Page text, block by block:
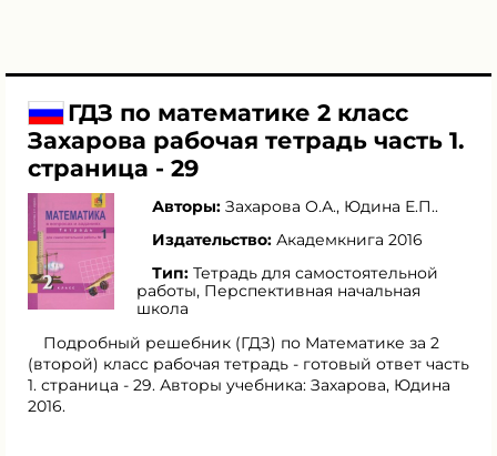
ГДЗ по математике 2 класс
Захарова рабочая тетрадь часть 1.
страница - 29
Авторы: Захарова О.А., Юдина Е.П..
Издательство: Академкнига 2016
Тип: Тетрадь для самостоятельной
работы, Перспективная начальная
школа
Подробный решебник (ГДЗ) по Математике за 2
(второй) класс рабочая тетрадь - готовый ответ часть
1. страница - 29. Авторы учебника: Захарова, Юдина
2016.